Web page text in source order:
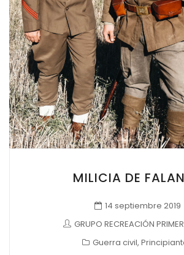
MILICIA DE
14 septiembre 2019
GRUPO RECREACIÓN
Guerra civil,